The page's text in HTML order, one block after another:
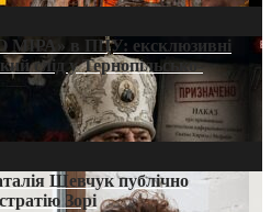
в ПЦУ: ексклюзивні
слід у Тернопільсько-
Шевчук публічно
Зорі